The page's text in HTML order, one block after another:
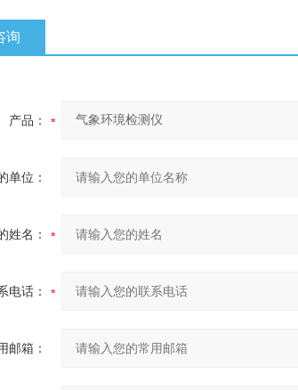
询
产品：
单位：
姓名：
电话：
邮箱：